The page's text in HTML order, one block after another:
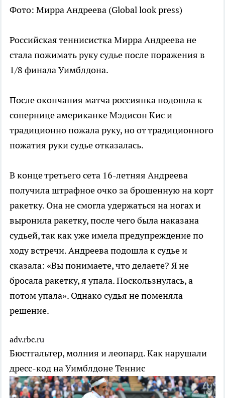
Фото: Мирра Андреева (Global look press)
Российская теннисистка Мирра Андреева не
стала пожимать руку судье после поражения в
1/8 финала Уимблдона.
После окончания матча россиянка подошла к
сопернице американке Мэдисон Кис и
традиционно пожала руку, но от традиционного
пожатия руки судье отказалась.
В конце третьего сета 16-летняя Андреева
получила штрафное очко за брошенную на корт
ракетку. Она не смогла удержаться на ногах и
выронила ракетку, после чего была наказана
судьей, так как уже имела предупреждение по
ходу встречи. Андреева подошла к судье и
сказала: «Вы понимаете, что делаете? Я не
бросала ракетку, я упала. Поскользнулась, а
потом упала». Однако судья не поменяла
решение.
adv.rbc.ru
Бюстгальтер, молния и леопард. Как нарушали
дресс-код на УимблдонеТеннис